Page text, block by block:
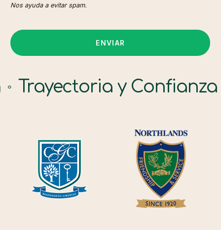
Nos ayuda a evitar spam.
ENVIAR
FIELD
y Confianza ⚬